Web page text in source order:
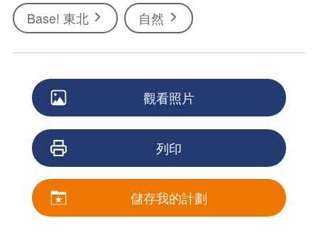
Base! 東北
自然
觀看照片
列印
儲存我的計劃